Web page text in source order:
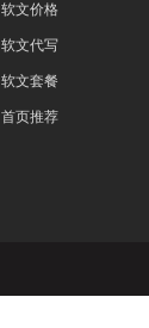
软文价格
软文代写
软文套餐
首页推荐